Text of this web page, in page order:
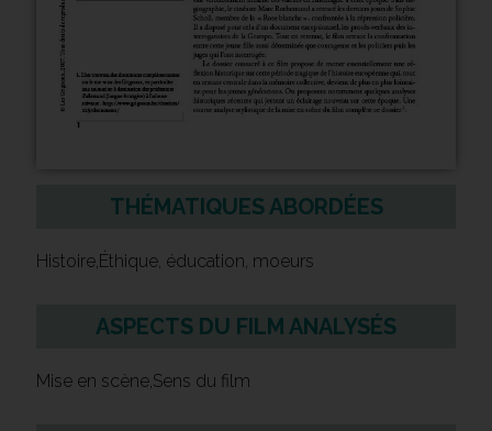
THÉMATIQUES ABORDÉES
Histoire,Éthique, éducation, moeurs
ASPECTS DU FILM ANALYSÉS
Mise en scène,Sens du film